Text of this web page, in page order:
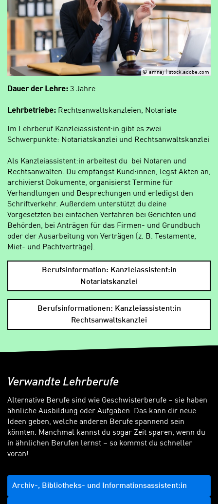
© amnaj | stock.adobe.com
Dauer der Lehre: 3 Jahre
Lehrbetriebe: Rechtsanwaltskanzleien, Notariate
Im Lehrberuf Kanzleiassistent:in gibt es zwei
Schwerpunkte: Notariatskanzlei und Rechtsanwaltskanzlei
Als Kanzleiassistent:in arbeitest du bei Notaren und
Rechtsanwälten. Du empfängst Kund:innen, legst Akten an,
archivierst Dokumente, organisierst Termine für
Verhandlungen und Besprechungen und erledigst den
Schriftverkehr. Außerdem unterstützt du deine
Vorgesetzten bei einfachen Verfahren bei Gerichten und
Behörden, bei Anträgen für das Firmen- und Grundbuch
oder der Ausarbeitung von Verträgen (z. B. Testamente,
Miet- und Pachtverträge).
Berufsinformation: Kanzleiassistent:in
Notariatskanzlei
Berufsinformationen: Kanzleiassistent:in
Rechtsanwaltskanzlei
Verwandte Lehrberufe
Alternative Berufe sind wie Geschwisterberufe – sie haben
ähnliche Ausbildung oder Aufgaben. Das kann dir neue
Ideen geben, welche anderen Berufe spannend sein
könnten. Manchmal kannst du sogar Zeit sparen, wenn du
in ähnlichen Berufen lernst – so kommst du schneller
voran!
Archiv-, Bibliotheks- und Informationsassistent:in